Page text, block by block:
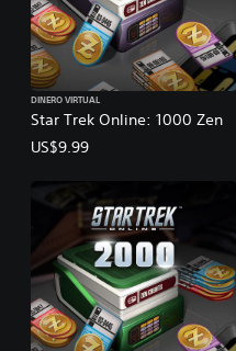
Star Trek Online: 1000 Zen
DINERO VIRTUAL
US$9.99